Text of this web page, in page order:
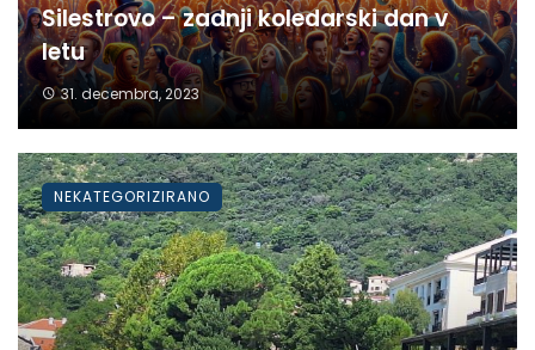
Silestrovo – zadnji koledarski dan v
letu
31. decembra, 2023
NEKATEGORIZIRANO